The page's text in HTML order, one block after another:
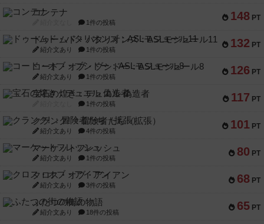
148 PT
コンテナ
1件の投稿
132 PT
ドゥームド・バタリオンズ：ASLモジュール11
紹介文あり 1件の投稿
126 PT
コード・オブ・ブシドー：ASLモジュール8
紹介文あり 1件の投稿
117 PT
宝石の煌き：デュエル 偽造者
1件の投稿
101 PT
クランク! ：冒険者たち（拡張）
紹介文あり 4件の投稿
80 PT
マーケットフレッシュ
紹介文あり 1件の投稿
68 PT
クロス・オブ・アイアン
紹介文あり 3件の投稿
65 PT
ふたつの街の物語
紹介文あり 18件の投稿